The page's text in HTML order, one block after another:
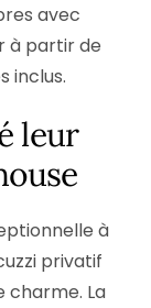
avec
à partir de
inclus.
leur
à
privatif
charme. La